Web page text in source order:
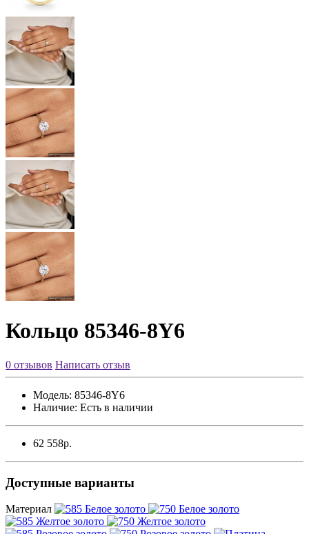
Кольцо 85346-8Y6
0 отзывов Написать отзыв
Модель: 85346-8Y6
Наличие: Есть в наличии
62 558р.
Доступные варианты
Материал